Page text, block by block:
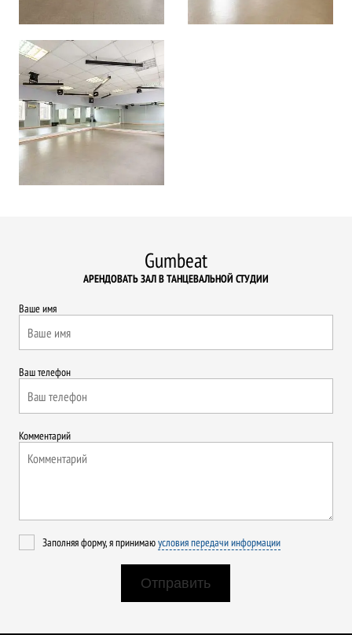
Gumbeat
АРЕНДОВАТЬ ЗАЛ В ТАНЦЕВАЛЬНОЙ СТУДИИ
Ваше имя
Ваш телефон
Комментарий
Заполняя форму, я принимаюусловия передачи информации